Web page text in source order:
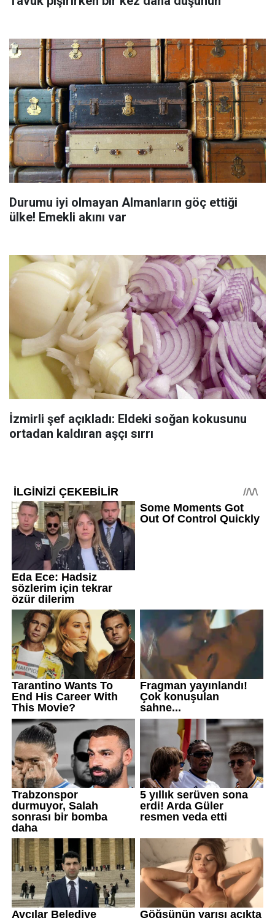
Durumu iyi olmayan Almanların göç ettiği
ülke! Emekli akını var
İzmirli şef açıkladı: Eldeki soğan kokusunu
ortadan kaldıran aşçı sırrı